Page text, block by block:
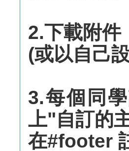
2.下載附件
(或以自己
3.每個同
上"自訂的
在#footer